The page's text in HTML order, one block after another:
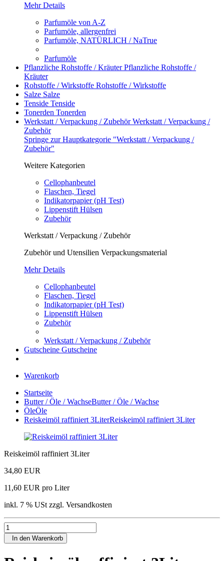
Mehr Details
Parfumöle von A-Z
Parfumöle, allergenfrei
Parfumöle, NATÜRLICH / NaTrue
Parfumöle
Pflanzliche Rohstoffe / KräuterPflanzliche Rohstoffe /
Kräuter
Rohstoffe / Wirkstoffe Rohstoffe / Wirkstoffe
Salze Salze
Tenside Tenside
Tonerden Tonerden
Werkstatt / Verpackung / ZubehörWerkstatt / Verpackung /
Zubehör
Springe zur Hauptkategorie "Werkstatt / Verpackung /
Zubehör"
Weitere Kategorien
Cellophanbeutel
Flaschen, Tiegel
Indikatorpapier (pH Test)
Lippenstift Hülsen
Zubehör
Werkstatt / Verpackung / Zubehör
Zubehör und Utensilien Verpackungsmaterial
Mehr Details
Cellophanbeutel
Flaschen, Tiegel
Indikatorpapier (pH Test)
Lippenstift Hülsen
Zubehör
Werkstatt / Verpackung / Zubehör
Gutscheine Gutscheine
Warenkorb
Startseite
Butter / Öle / WachseButter / Öle / Wachse
ÖleÖle
Reiskeimöl raffiniert 3LiterReiskeimöl raffiniert 3Liter
Reiskeimöl raffiniert 3Liter
34,80 EUR
11,60 EUR pro Liter
inkl. 7 % USt zzgl. Versandkosten
In den Warenkorb